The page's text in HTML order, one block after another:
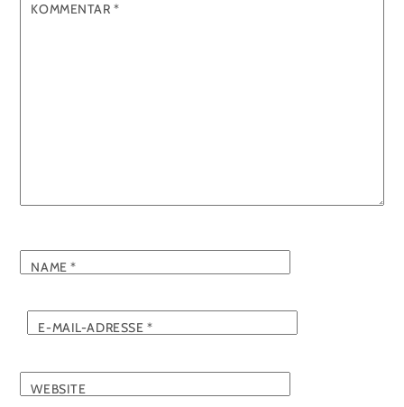
KOMMENTAR*
NAME*
E-MAIL-ADRESSE *
WEBSITE